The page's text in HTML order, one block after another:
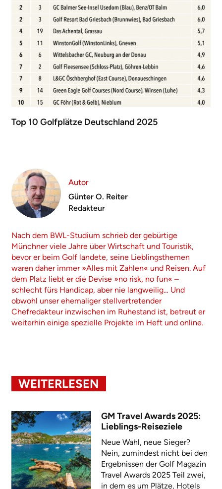
Top 10 Golfplätze Deutschland 2025
Autor
Günter O. Reiter
Redakteur
Nach dem BWL-Studium schrieb der gebürtige
Münchner viele Jahre über Wirtschaft und Touristik,
bevor er beim Golf landete, seine Lieblingsthemen
waren daher immer »Alles mit Zahlen« und Reisen. Auf
dem Platz liebt er die Devise »no risk, no fun« –
schlecht fürs Handicap, aber nie langweilig… Und
obwohl unser ehemaliger stellvertretender
Chefredakteur inzwischen im Ruhestand ist, betreut er
weiterhin einige spezielle Projekte im Heft und online.
WEITERLESEN
GM Travel Awards 2025:
Lieblings-Reiseziele
Neue Wahl, neue Sieger?
Nein, zumindest nicht bei den
Ergebnissen der Golf Magazin
Travel Awards 2025 Teil zwei,
in dem es um Plätze, Hotels